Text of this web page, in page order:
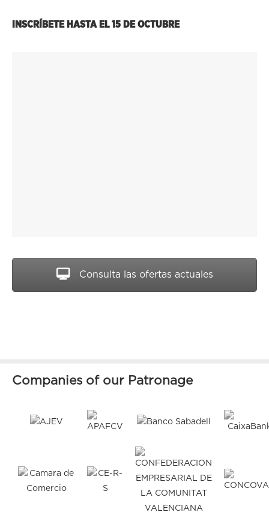
INSCRÍBETE HASTA EL 15 DE OCTUBRE
Consulta las ofertas actuales
Companies of our Patronage